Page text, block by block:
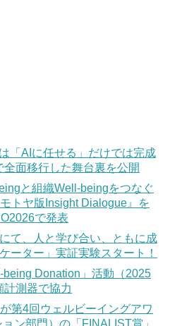
「AIに任せる」だけでは完成
面移行した舞台裏を公開
と組織Well-beingをつなぐ
トヤ版Insight Dialogue』を
で発表
て、人と学び合い、ともに成
ーター」実証実験スタート！
Donation」活動（2025
測器で協力
第4回ウェルビーイングアワ